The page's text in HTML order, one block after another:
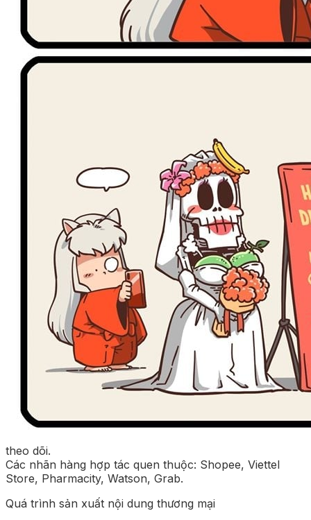
theo dõi.
Các nhãn hàng hợp tác quen thuộc: Shopee, Viettel
Store, Pharmacity, Watson, Grab.
Quá trình sản xuất nội dung thương mại